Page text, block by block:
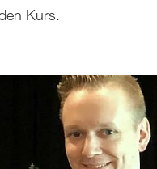
Kurs.